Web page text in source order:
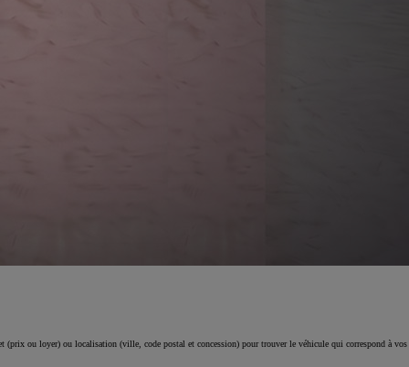
(prix ou loyer) ou localisation (ville, code postal et concession) pour trouver le véhicule qui correspond à vos